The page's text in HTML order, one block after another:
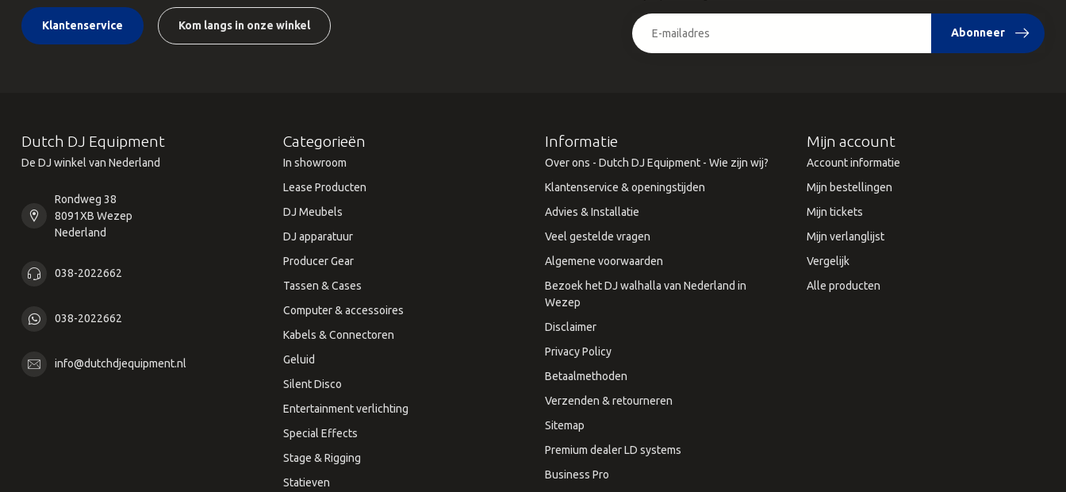
Klantenservice Kom langs in onze winkel
Abonneer
Dutch DJ Equipment
De DJ winkel van Nederland
Rondweg 38
8091XB Wezep
Nederland
038-2022662
038-2022662
info@dutchdjequipment.nl
Categorieën
In showroom
Lease Producten
DJ Meubels
DJ apparatuur
Producer Gear
Tassen & Cases
Computer & accessoires
Kabels & Connectoren
Geluid
Silent Disco
Entertainment verlichting
Special Effects
Stage & Rigging
Statieven
Informatie
Over ons - Dutch DJ Equipment - Wie zijn wij?
Klantenservice & openingstijden
Advies & Installatie
Veel gestelde vragen
Algemene voorwaarden
Bezoek het DJ walhalla van Nederland in
Wezep
Disclaimer
Privacy Policy
Betaalmethoden
Verzenden & retourneren
Sitemap
Premium dealer LD systems
Business Pro
Mijn account
Account informatie
Mijn bestellingen
Mijn tickets
Mijn verlanglijst
Vergelijk
Alle producten